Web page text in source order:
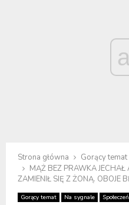
Strona główna
Gorący temat
MĄŻ BEZ PRAWKA JECHAŁ
ZAMIENIŁ SIĘ Z ŻONĄ. OBOJE
Gorący temat Na sygnale